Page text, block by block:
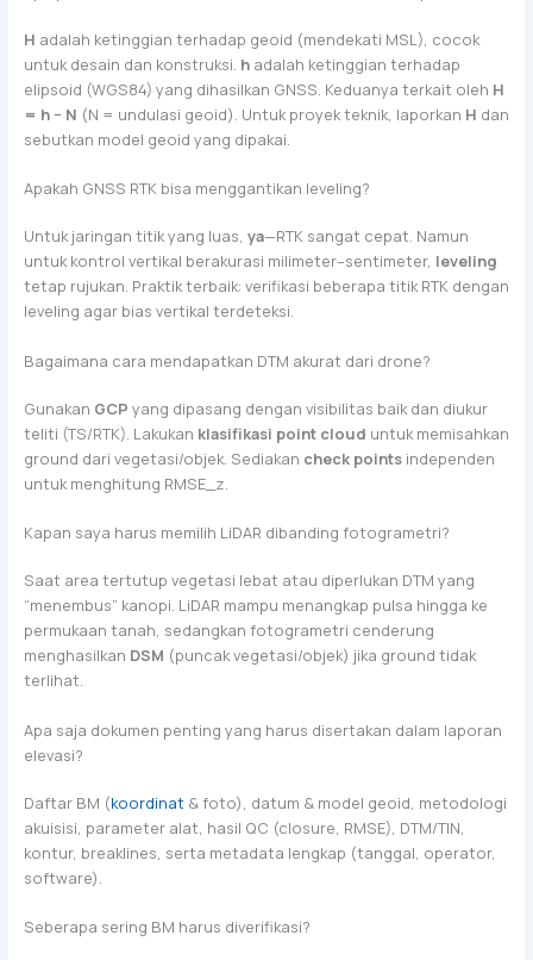
H adalah ketinggian terhadap geoid (mendekati MSL), cocok
untuk desain dan konstruksi. hadalah ketinggian terhadap
elipsoid (WGS84) yang dihasilkan GNSS. Keduanya terkait oleh H
= h − N (N = undulasi geoid). Untuk proyek teknik, laporkan H dan
sebutkan model geoid yang dipakai.
Apakah GNSS RTK bisa menggantikan leveling?
Untuk jaringan titik yang luas, ya—RTK sangat cepat. Namun
untuk kontrol vertikal berakurasi milimeter–sentimeter, leveling
tetap rujukan. Praktik terbaik: verifikasi beberapa titik RTK dengan
leveling agar bias vertikal terdeteksi.
Bagaimana cara mendapatkan DTM akurat dari drone?
Gunakan GCP yang dipasang dengan visibilitas baik dan diukur
teliti (TS/RTK). Lakukan klasifikasi point cloud untuk memisahkan
ground dari vegetasi/objek. Sediakan check pointsindependen
untuk menghitung RMSE_z.
Kapan saya harus memilih LiDAR dibanding fotogrametri?
Saat area tertutup vegetasi lebat atau diperlukan DTM yang
“menembus” kanopi. LiDAR mampu menangkap pulsa hingga ke
permukaan tanah, sedangkan fotogrametri cenderung
menghasilkan DSM (puncak vegetasi/objek) jika ground tidak
terlihat.
Apa saja dokumen penting yang harus disertakan dalam laporan
elevasi?
Daftar BM (koordinat& foto), datum & model geoid, metodologi
akuisisi, parameter alat, hasil QC (closure, RMSE), DTM/TIN,
kontur, breaklines, serta metadata lengkap (tanggal, operator,
software).
Seberapa sering BM harus diverifikasi?